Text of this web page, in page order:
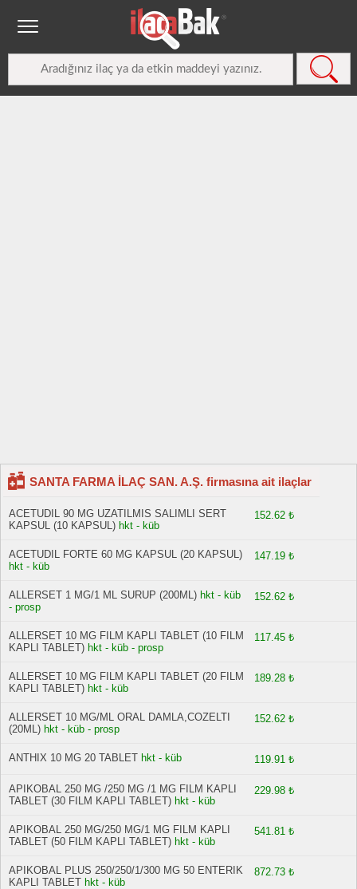
SANTA FARMA İLAÇ SAN. A.Ş. firmasına ait ilaçlar
ACETUDIL 90 MG UZATILMIS SALIMLI SERT
KAPSUL (10 KAPSUL) hkt - küb
152.62 ₺
ACETUDIL FORTE 60 MG KAPSUL (20 KAPSUL)
hkt - küb
147.19 ₺
ALLERSET 1 MG/1 ML SURUP (200ML) hkt - küb
- prosp
152.62 ₺
ALLERSET 10 MG FILM KAPLI TABLET (10 FILM
KAPLI TABLET) hkt - küb - prosp
117.45 ₺
ALLERSET 10 MG FILM KAPLI TABLET (20 FILM
KAPLI TABLET) hkt - küb
189.28 ₺
ALLERSET 10 MG/ML ORAL DAMLA,COZELTI
(20ML) hkt - küb - prosp
152.62 ₺
ANTHIX 10 MG 20 TABLET hkt - küb 119.91 ₺
APIKOBAL 250 MG /250 MG /1 MG FILM KAPLI
TABLET (30 FILM KAPLI TABLET) hkt - küb
229.98 ₺
APIKOBAL 250 MG/250 MG/1 MG FILM KAPLI
TABLET (50 FILM KAPLI TABLET) hkt - küb
541.81 ₺
APIKOBAL PLUS 250/250/1/300 MG 50 ENTERIK
KAPLI TABLET hkt - küb
872.73 ₺